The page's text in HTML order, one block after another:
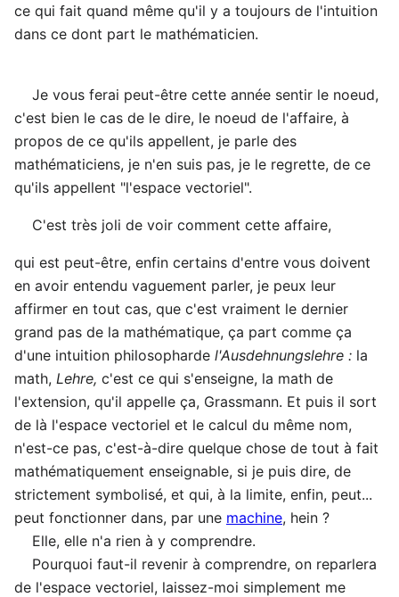
ce qui fait quand même qu'il y a toujours de l'intuition
dans ce dont part le mathématicien.
Je vous ferai peut-être cette année sentir le noeud,
c'est bien le cas de le dire, le noeud de l'affaire, à
propos de ce qu'ils appellent, je parle des
mathématiciens, je n'en suis pas, je le regrette, de ce
qu'ils appellent "l'espace vectoriel".
C'est très joli de voir comment cette affaire,
qui est peut-être, enfin certains d'entre vous doivent
en avoir entendu vaguement parler, je peux leur
affirmer en tout cas, que c'est vraiment le dernier
grand pas de la mathématique, ça part comme ça
d'une intuition philosopharde l'Ausdehnungslehre : la
math, Lehre, c'est ce qui s'enseigne, la math de
l'extension, qu'il appelle ça, Grassmann. Et puis il sort
de là l'espace vectoriel et le calcul du même nom,
n'est-ce pas, c'est-à-dire quelque chose de tout à fait
mathématiquement enseignable, si je puis dire, de
strictement symbolisé, et qui, à la limite, enfin, peut...
peut fonctionner dans, par une machine, hein ?
Elle, elle n'a rien à y comprendre.
Pourquoi faut-il revenir à comprendre, on reparlera
de l'espace vectoriel, laissez-moi simplement me